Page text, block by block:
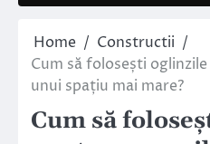
Home
Constructii
Cum să folosești
unui spațiu mai mare?
Cum să